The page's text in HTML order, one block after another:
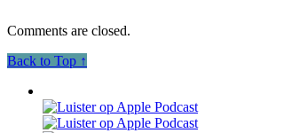
Comments are closed.
Back to Top ↑